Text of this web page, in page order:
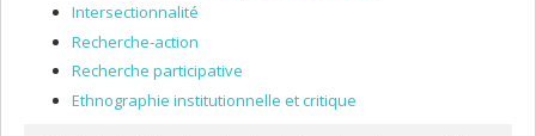
Intersectionnalité
Recherche-action
Recherche participative
Ethnographie institutionnelle et critique